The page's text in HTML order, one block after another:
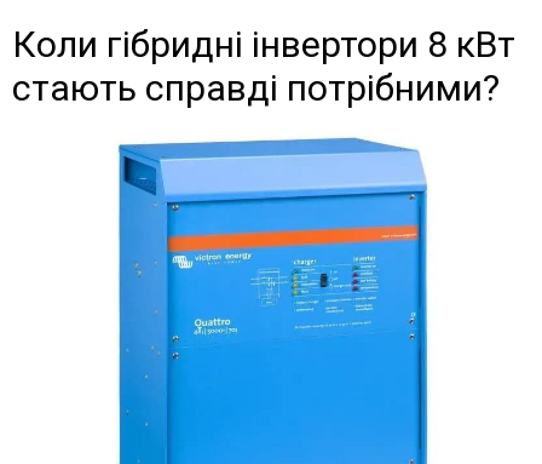
Коли гібридні інвертори 8 кВт
стають справді потрібними?